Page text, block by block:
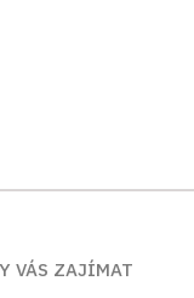
VÁS ZAJÍMAT